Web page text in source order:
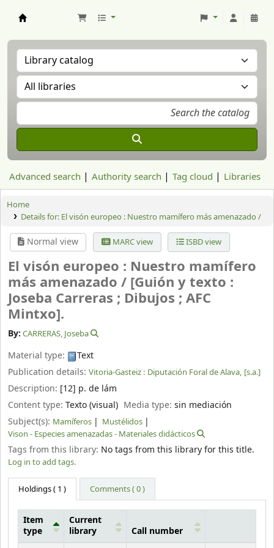
Advanced search Authority search Tag cloud Libraries
Home
Details for: El visón europeo : Nuestro mamífero más amenazado /
Normal view MARC view ISBD view
El visón europeo : Nuestro mamífero
más amenazado / [Guión y texto :
Joseba Carreras ; Dibujos ; AFC
Mintxo].
By: CARRERAS, Joseba
Material type:
Text
Publication details: Vitoria-Gasteiz : Diputación Foral de Alava, [s.a.]
Description: [12] p. de lám
Content type: Texto (visual) Media type:sin mediación
Subject(s): Mamíferos
Mustélidos
Vison - Especies amenazadas - Materiales didácticos
Tags from this library: No tags from this library for this title.
Log in to add tags.
Holdings( 1 ) Comments ( 0 )
Item
type
Current
library
Call number